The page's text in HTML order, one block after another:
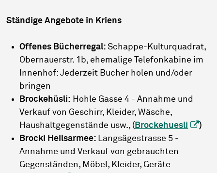
Ständige Angebote in Kriens
Offenes Bücherregal:Schappe-Kulturquadrat,
Obernauerstr. 1b, ehemalige Telefonkabine im
Innenhof: Jederzeit Bücher holen und/oder
bringen
Brockehüsli: Hohle Gasse 4 - Annahme und
Verkauf von Geschirr, Kleider, Wäsche,
Haushaltgegenstände usw., ( Brockehuesli
)
Brocki Heilsarmee: Langsägestrasse 5 -
Annahme und Verkauf von gebrauchten
Gegenständen, Möbel, Kleider, Geräte